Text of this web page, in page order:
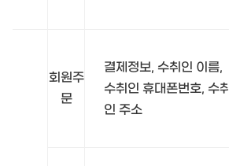
회원주
문
결제정보, 수취인 이름,
수취인 휴대폰번호, 수취
인 주소